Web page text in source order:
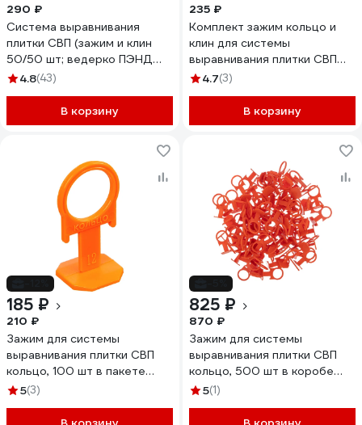
290 ₽
Система выравнивания
плитки СВП (зажим и клин
50/50 шт; ведерко ПЭНД
1100 мл) СИБРТЕХ 88070
4.8(43)
В корзину
235 ₽
Комплект зажим кольцо и
клин для системы
выравнивания плитки СВП
40/40 шт, в пакете СИБРТЕХ
4.7(3)
В корзину
185 ₽
210 ₽
Зажим для системы
выравнивания плитки СВП
кольцо, 100 шт в пакете
СИБРТЕХ 88110
5(3)
825 ₽
870 ₽
Зажим для системы
выравнивания плитки СВП
кольцо, 500 шт в коробе
СИБРТЕХ 88113
5(1)